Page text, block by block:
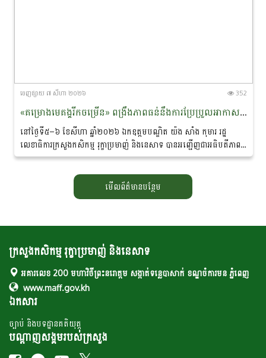
ចេញ​ផ្សាយ​ ៧ សីហា ២០២៦ 352
«គម្រោងមេគង្គរីកចម្រើន» ពង្រឹងភាពធន់នឹងការប្រែប្រួល​អាកាស​​ធាតុ និងលើកកម្ពស់ជីវភាពសហគមន៍ជនជាតិភាគតិច នៅខេត្តរតនគិរី និងមណ្ឌលគិរី
នៅថ្ងៃទី៥–៦ ខែសីហា ឆ្នាំ២០២៦ ឯកឧត្ដមបណ្ឌិត យ៉ង សាំង កុមារ រដ្ឋ
លេខាធិការក្រសួងកសិកម្ម រុក្ខាប្រមាញ់ និងនេសាទ បាន​អញ្ជើញជាអធិបតីភាពដ៏
ខ្ពង់ខ្ពស់ក្នុង «សិក្ខាសាលាឆ្លុះ​បញ្ចាំង​ការ​សហការគ្នារវាងមន្ត្រីកសិកម្មឃុំ...
មើលព័ត៌មានបន្ថែម
ក្រសួងកសិកម្ម រុក្ខាប្រមាញ់ និងនេសាទ
អគារលេខ 200 មហាវិថីព្រះនរោត្តម សង្កាត់ទន្លេបាសាក់ ខណ្ឌចំការមន ភ្នំពេញ
www.maff.gov.kh
ឯកសារ
ច្បាប់ និងបទដ្ឋានគតិយុត្ត
បណ្តាញសង្គមរបស់ក្រសួង